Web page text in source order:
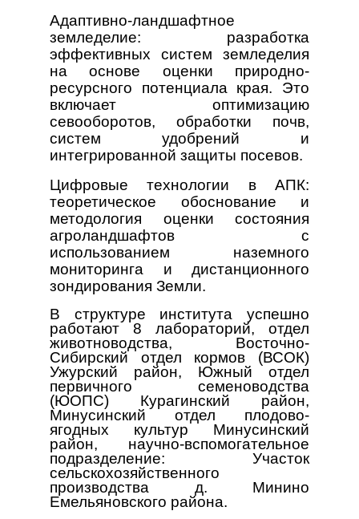
Адаптивно-ландшафтное
земледелие: разработка
эффективных систем земледелия
на основе оценки природно-
ресурсного потенциала края. Это
включает оптимизацию
севооборотов, обработки почв,
систем удобрений и
интегрированной защиты посевов.
Цифровые технологии в АПК:
теоретическое обоснование и
методология оценки состояния
агроландшафтов с
использованием наземного
мониторинга и дистанционного
зондирования Земли.
В структуре института успешно
работают 8 лабораторий, отдел
животноводства, Восточно-
Сибирский отдел кормов (ВСОК)
Ужурский район, Южный отдел
первичного семеноводства
(ЮОПС) Курагинский район,
Минусинский отдел плодово-
ягодных культур Минусинский
район, научно-вспомогательное
подразделение: Участок
сельскохозяйственного
производства д. Минино
Емельяновского района.